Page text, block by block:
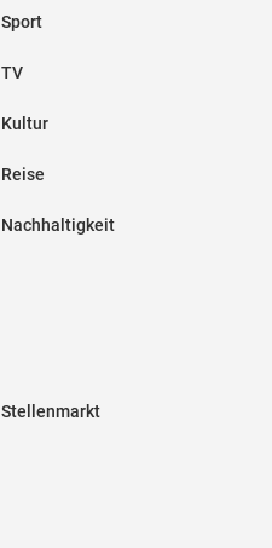
Sport
TV
Kultur
Reise
Nachhaltigkeit
Stellenmarkt